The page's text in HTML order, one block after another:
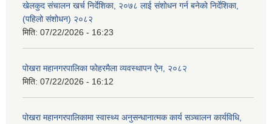
खेलकुद संचालन खर्च निर्देशिका, २०७८ लाई संशोधन गर्न बनेको निर्देशिका,
(पहिलो संशोधन) २०८२
मिति: 07/22/2026 - 16:23
पोखरा महानगरपालिका फोहरमैला व्यवस्थापन ऐन, २०८२
मिति: 07/22/2026 - 16:12
पोखरा महानगरपालिकामा स्वास्थ्य अनुसन्धानात्मक कार्य सञ्चालन कार्यविधि,